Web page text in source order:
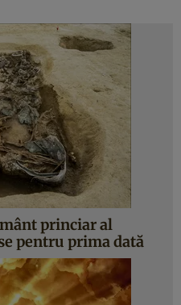
princiar al
pentru prima dată